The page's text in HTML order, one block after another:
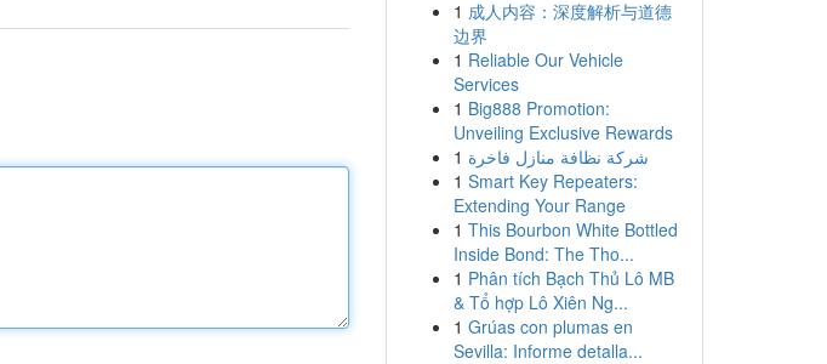
1 成人内容：深度解析与道德
边界
1 Reliable Our Vehicle
Services
1 Big888 Promotion:
Unveiling Exclusive Rewards
1 شركة نظافة منازل فاخرة
1 Smart Key Repeaters:
Extending Your Range
1 This Bourbon White Bottled
Inside Bond: The Tho...
1 Phân tích Bạch Thủ Lô MB
& Tổ hợp Lô Xiên Ng...
1 Grúas con plumas en
Sevilla: Informe detalla...